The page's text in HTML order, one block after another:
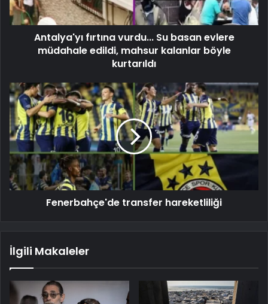
Antalya'yı fırtına vurdu... Su basan evlere
müdahale edildi, mahsur kalanlar böyle
kurtarıldı
Fenerbahçe'de transfer hareketliliği
İlgili Makaleler